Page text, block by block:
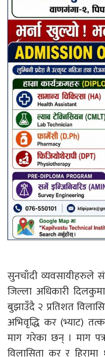
सुनचाँदी व्यवसायीहरुले
जिल्ला अधिकारी
बुझाउँदै २ प्रतिशत
अभिवृद्धि कर (भ्याट)
माग गरेका छन् । माग
विलासिता कर र हिरामा